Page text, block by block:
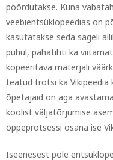
pöördutakse. Kuna
veebientsüklopeedias on
kasutatakse seda sageli
puhul, pahatihti ka
kopeeritava materjali
teatud trotsi ka Vikipeedia
õpetajaid on aga
koolist väljatõrjumise
õppeprotsessi osana ise
Iseenesest pole